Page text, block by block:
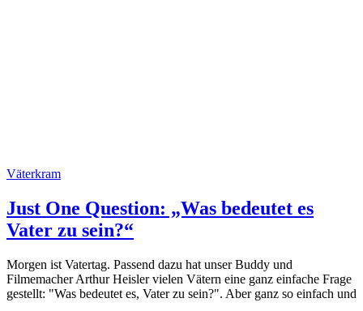
Väterkram
Just One Question: „Was bedeutet es
Vater zu sein?“
Morgen ist Vatertag. Passend dazu hat unser Buddy und
Filmemacher Arthur Heisler vielen Vätern eine ganz einfache Frage
gestellt: "Was bedeutet es, Vater zu sein?". Aber ganz so einfach und